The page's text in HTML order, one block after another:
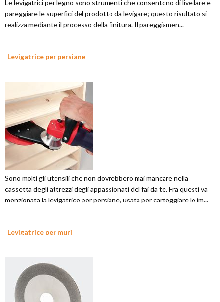
Le levigatrici per legno sono strumenti che consentono di livellare e
pareggiare le superfici del prodotto da levigare; questo risultato si
realizza mediante il processo della finitura. Il pareggiamen...
Levigatrice per persiane
Sono molti gli utensili che non dovrebbero mai mancare nella
cassetta degli attrezzi degli appassionati del fai da te. Fra questi va
menzionata la levigatrice per persiane, usata per carteggiare le im...
Levigatrice per muri